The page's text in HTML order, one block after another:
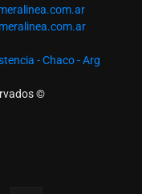
- Chaco - Arg
©